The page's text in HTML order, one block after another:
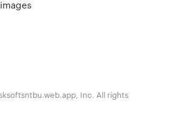
Inc. All rights